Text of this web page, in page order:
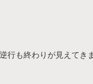
行も終わりが見えてき